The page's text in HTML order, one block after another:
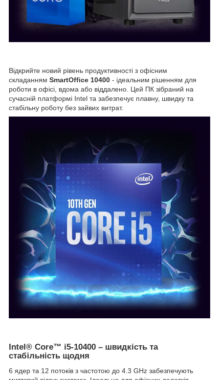
Відкрийте новий рівень продуктивності з офісним
складанням SmartOffice 10400 - ідеальним рішенням для
роботи в офісі, вдома або віддалено. Цей ПК зібраний на
сучасній платформі Intel та забезпечує плавну, швидку та
стабільну роботу без зайвих витрат.
Intel® Core™ i5-10400 – швидкість та
стабільність щодня
6 ядер та 12 потоків з частотою до 4.3 GHz забезпечують